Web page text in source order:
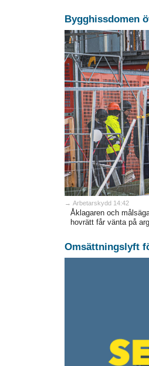
Bygghissdomen
→ Arbetarskydd 14:42
Åklagaren och
hovrätt får vänta på
Omsättningslyft